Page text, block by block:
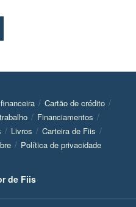
Cartão de crédito
Financiamentos
Livros
Carteira de Fiis
Política de privacidade
de Fiis